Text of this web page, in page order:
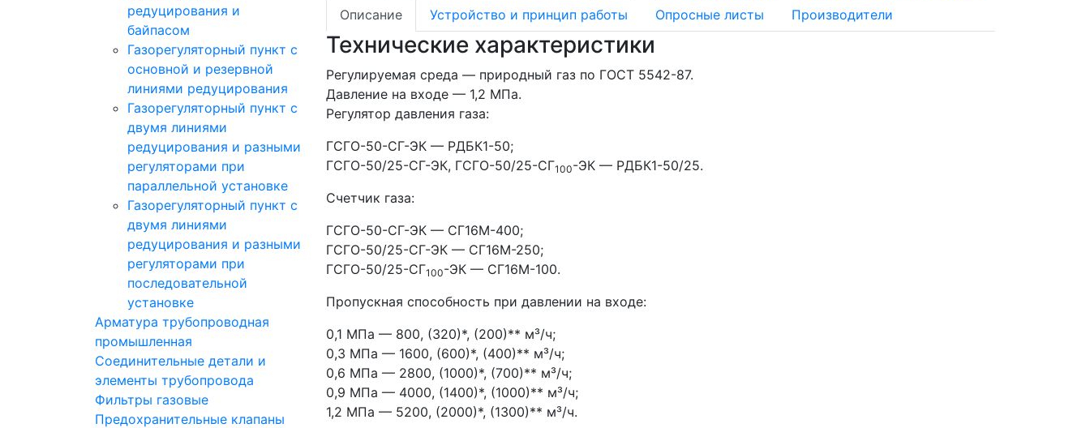
редуцирования и
байпасом
Газорегуляторный пункт c
основной и резервной
линиями редуцирования
Газорегуляторный пункт с
двумя линиями
редуцирования и разными
регуляторами при
параллельной установке
Газорегуляторный пункт с
двумя линиями
редуцирования и разными
регуляторами при
последовательной
установке
Арматура трубопроводная
промышленная
Соединительные детали и
элементы трубопровода
Фильтры газовые
Предохранительные клапаны
Описание
Устройство и принцип работы Опросные листы Производители
Технические характеристики
Регулируемая среда — природный газ по ГОСТ 5542-87.
Давление на входе — 1,2 МПа.
Регулятор давления газа:
ГСГО-50-СГ-ЭК — РДБК1-50;
ГСГО-50/25-СГ-ЭК, ГСГО-50/25-СГ100-ЭК — РДБК1-50/25.
Счетчик газа:
ГСГО-50-СГ-ЭК — СГ16М-400;
ГСГО-50/25-СГ-ЭК — СГ16М-250;
ГСГО-50/25-СГ100-ЭК — СГ16М-100.
Пропускная способность при давлении на входе:
0,1 МПа — 800, (320)*, (200)** м³/ч;
0,3 МПа — 1600, (600)*, (400)** м³/ч;
0,6 МПа — 2800, (1000)*, (700)** м³/ч;
0,9 МПа — 4000, (1400)*, (1000)** м³/ч;
1,2 МПа — 5200, (2000)*, (1300)** м³/ч.